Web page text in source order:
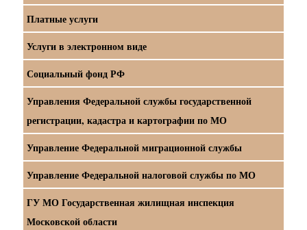
Платные услуги
Услуги в электронном виде
Социальный фонд РФ
Управления Федеральной службы государственной
регистрации, кадастра и картографии по МО
Управление Федеральной миграционной службы
Управление Федеральной налоговой службы по МО
ГУ МО Государственная жилищная инспекция
Московской области